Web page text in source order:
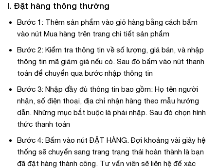
I. Đặt hàng thông thường
Bước 1: Thêm sản phẩm vào giỏ hàng bằng cách bấm
vào nút Mua hàng trên trang chi tiết sản phẩm
Bước 2: Kiểm tra thông tin về số lượng, giá bán, và nhập
thông tin mã giảm giá nếu có. Sau đó bấm vào nút thanh
toán để chuyển qua bước nhập thông tin
Bước 3: Nhập đầy đủ thông tin bao gồm: Họ tên người
nhận, số điện thoại, địa chỉ nhận hàng theo mẫu hướng
dẫn. Những mục bắt buộc là phải nhập. Sau đó chọn hình
thức thanh toán
Bước 4: Bấm vào nút ĐẶT HÀNG. Đợi khoảng vài giây hệ
thống sẽ chuyển sang trang trạng thái hoàn thành là bạn
đã đặt hàng thành công. Tư vấn viên sẽ liên hệ để xác